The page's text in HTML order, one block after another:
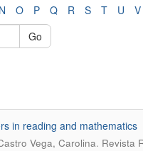
N O P Q R S T U V
Go
in reading and mathematics
Vega, Carolina. Revista